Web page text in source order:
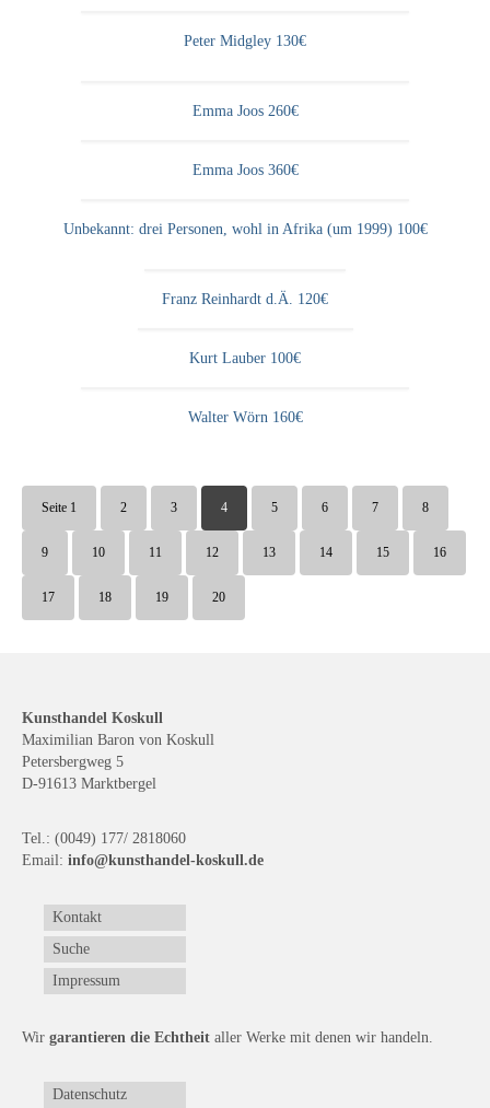
Peter Midgley 130€
Emma Joos 260€
Emma Joos 360€
Unbekannt: drei Personen, wohl in Afrika (um 1999) 100€
Franz Reinhardt d.Ä. 120€
Kurt Lauber 100€
Walter Wörn 160€
Seite 1 2 3 4 5 6 7 8
9 10 11 12 13 14 15 16
17 18 19 20
Kunsthandel Koskull
Maximilian Baron von Koskull
Petersbergweg 5
D-91613 Marktbergel
Tel.: (0049) 177/ 2818060
Email: info@kunsthandel-koskull.de
Kontakt
Suche
Impressum
Wir garantieren die Echtheit aller Werke mit denen wir handeln.
Datenschutz